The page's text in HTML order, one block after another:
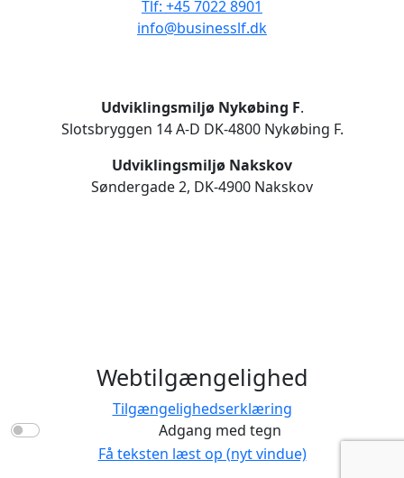
Tlf: +45 7022 8901
info@businesslf.dk
Udviklingsmiljø Nykøbing F.
Slotsbryggen 14 A-D DK-4800 Nykøbing F.
Udviklingsmiljø Nakskov
Søndergade 2, DK-4900 Nakskov
Webtilgængelighed
Tilgængelighedserklæring
Adgang med tegn
Få teksten læst op (nyt vindue)